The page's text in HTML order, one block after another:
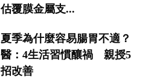
估覆膜金屬支...
夏季為什麼容易腸胃不適？
醫：4生活習慣釀禍 親授5
招改善